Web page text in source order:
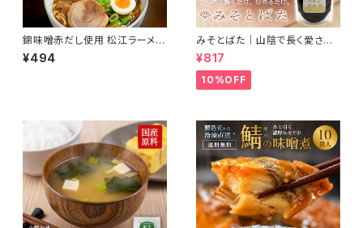
錦味噌赤だし使用 松江ラーメン
濃厚みそ味（1食）
¥494
みそとばた｜山陰で長く愛され
続けている錦味噌とバターで料
理に便利なみそバターができま
した
¥817
10%OFF